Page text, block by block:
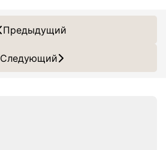
Предыдущий
Следующий